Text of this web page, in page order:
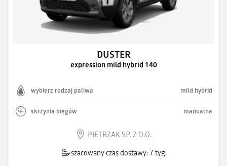
DUSTER
expression mild hybrid 140
wybierz rodzaj paliwa mild hybrid
skrzynia biegów manualna
PIETRZAK SP. Z O.O.
szacowany czas dostawy: 7 tyg.